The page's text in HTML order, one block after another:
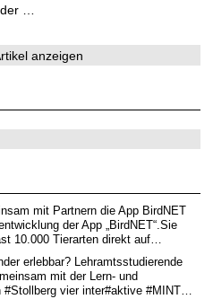
…
anzeigen
mit Partnern die App BirdNET
der App „BirdNET“.Sie
10.000 Tierarten direkt auf…
erlebbar? Lehramtsstudierende
mit der Lern- und
#Stollberg vier inter#aktive #MINT…